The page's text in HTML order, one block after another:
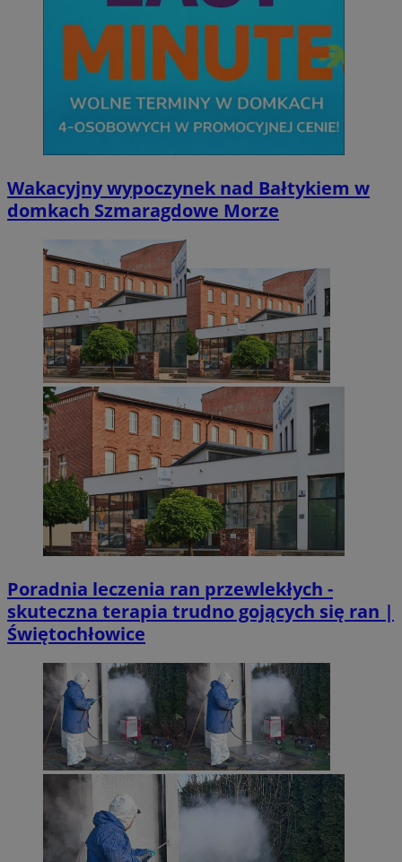
Wakacyjny wypoczynek nad Bałtykiem w
domkach Szmaragdowe Morze
Poradnia leczenia ran przewlekłych -
skuteczna terapia trudno gojących się ran |
Świętochłowice